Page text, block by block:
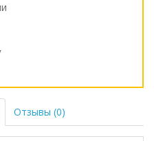
Отзывы (0)